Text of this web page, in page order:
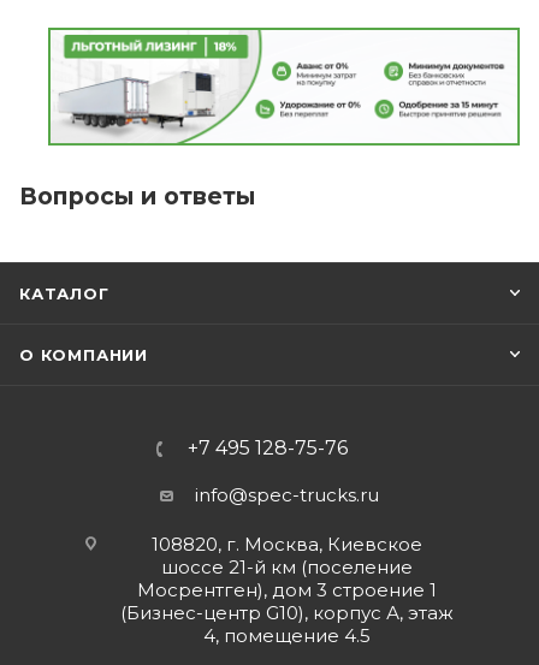
Вопросы и ответы
КАТАЛОГ
О КОМПАНИИ
+7 495 128-75-76
info@spec-trucks.ru
108820, г. Москва, Киевское
шоссе 21-й км (поселение
Мосрентген), дом 3 строение 1
(Бизнес-центр G10), корпус А, этаж
4, помещение 4.5